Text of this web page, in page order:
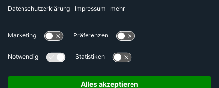
Plattformen
Datenschutzerklärung